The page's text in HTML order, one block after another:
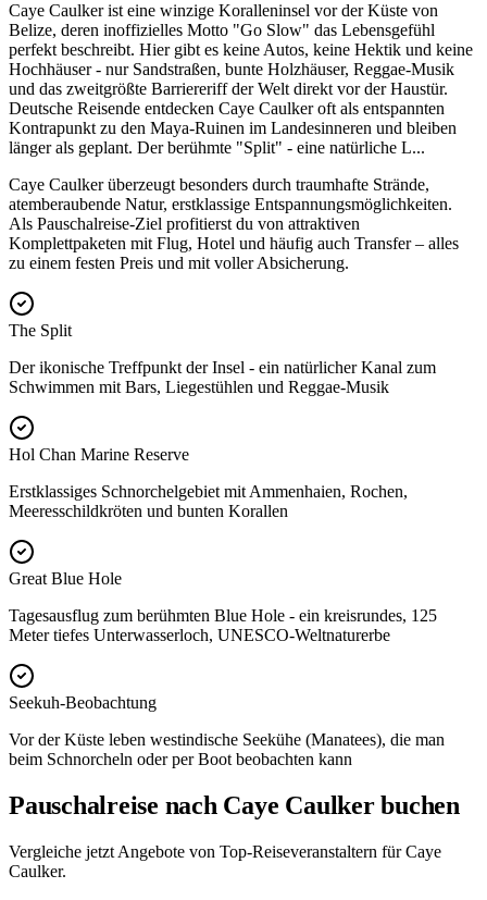
Caye Caulker ist eine winzige Koralleninsel vor der Küste von
Belize, deren inoffizielles Motto "Go Slow" das Lebensgefühl
perfekt beschreibt. Hier gibt es keine Autos, keine Hektik und keine
Hochhäuser - nur Sandstraßen, bunte Holzhäuser, Reggae-Musik
und das zweitgrößte Barriereriff der Welt direkt vor der Haustür.
Deutsche Reisende entdecken Caye Caulker oft als entspannten
Kontrapunkt zu den Maya-Ruinen im Landesinneren und bleiben
länger als geplant. Der berühmte "Split" - eine natürliche L...
Caye Caulker überzeugt besonders durch traumhafte Strände,
atemberaubende Natur, erstklassige Entspannungsmöglichkeiten.
Als Pauschalreise-Ziel profitierst du von attraktiven
Komplettpaketen mit Flug, Hotel und häufig auch Transfer – alles
zu einem festen Preis und mit voller Absicherung.
The Split
Der ikonische Treffpunkt der Insel - ein natürlicher Kanal zum
Schwimmen mit Bars, Liegestühlen und Reggae-Musik
Hol Chan Marine Reserve
Erstklassiges Schnorchelgebiet mit Ammenhaien, Rochen,
Meeresschildkröten und bunten Korallen
Great Blue Hole
Tagesausflug zum berühmten Blue Hole - ein kreisrundes, 125
Meter tiefes Unterwasserloch, UNESCO-Weltnaturerbe
Seekuh-Beobachtung
Vor der Küste leben westindische Seekühe (Manatees), die man
beim Schnorcheln oder per Boot beobachten kann
Pauschalreise nach Caye Caulker buchen
Vergleiche jetzt Angebote von Top-Reiseveranstaltern für Caye
Caulker.